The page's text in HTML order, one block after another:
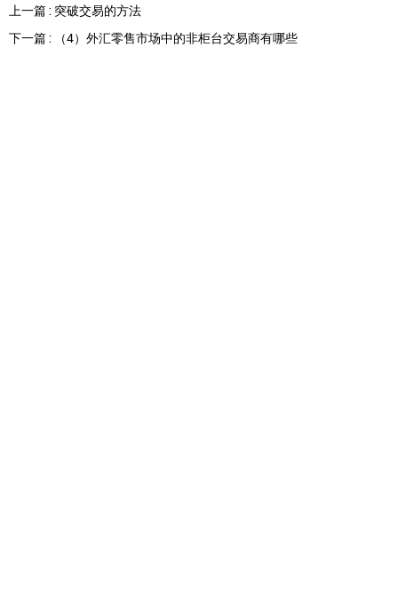
上一篇 : 突破交易的方法
下一篇 : （4）外汇零售市场中的非柜台交易商有哪些